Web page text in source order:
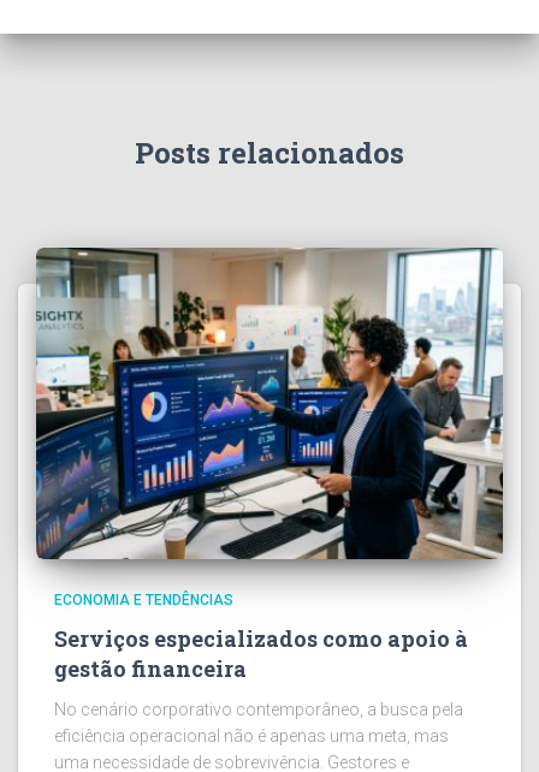
Posts relacionados
ECONOMIA E TENDÊNCIAS
Serviços especializados como apoio à
gestão financeira
No cenário corporativo contemporâneo, a busca pela
eficiência operacional não é apenas uma meta, mas
uma necessidade de sobrevivência. Gestores e